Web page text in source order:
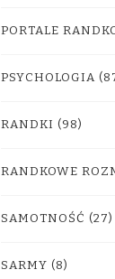
PORTALE
PSYCHOLOGIA
RANDKI (98)
RANDKOWE
SAMOTNOŚĆ (27)
SARMY (8)